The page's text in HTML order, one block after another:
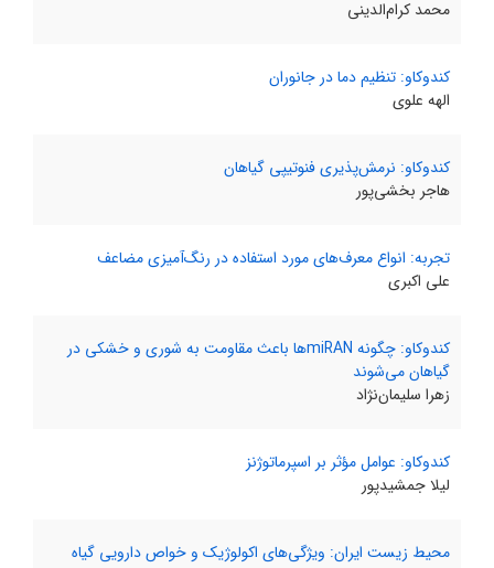
محمد کرام‌الدینی
کندوکاو: تنظیم دما در جانوران
الهه علوی
کندوکاو: نرمش‌پذیری فنوتیپی گیاهان
هاجر بخشی‌پور
تجربه: انواع معرف‌های مورد استفاده در رنگ‌آمیزی مضاعف
علی اکبری
کندوکاو: چگونه miRANها باعث مقاومت به شوری و خشکی در
گیاهان می‌شوند
زهرا سلیمان‌نژاد
کندوکاو: عوامل مؤثر بر اسپرماتوژنز
لیلا جمشید‌پور
محیط زیست ایران: ویژگی‌های اکولوژیک و خواص دارویی گیاه